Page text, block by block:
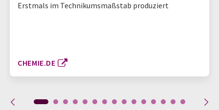
Erstmals im Technikumsmaßstab produziert
CHEMIE.DE